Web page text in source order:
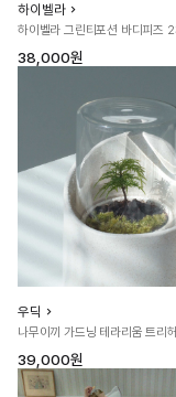
하이벨라
하이벨라 그린티포션 바디피즈
38,000원
우딕
나무이끼 가드닝 테라리움 트리
39,000원